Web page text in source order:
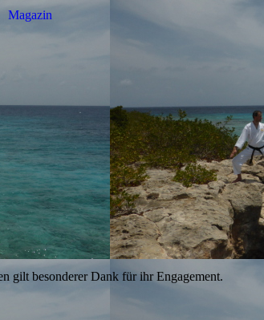
Magazin
gilt besonderer Dank für ihr Engagement.